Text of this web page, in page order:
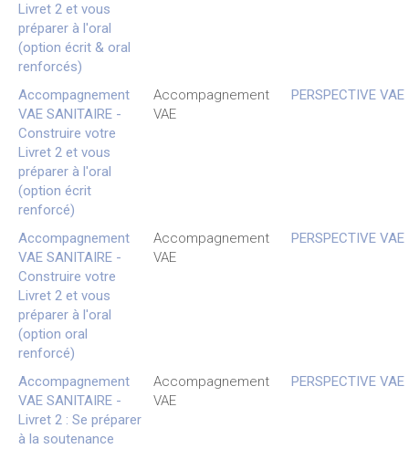
Livret 2 et vous
préparer à l'oral
(option écrit & oral
renforcés)
Accompagnement
VAE SANITAIRE -
Construire votre
Livret 2 et vous
préparer à l'oral
(option écrit
renforcé)
Accompagnement
VAE
PERSPECTIVE VAE
Accompagnement
VAE SANITAIRE -
Construire votre
Livret 2 et vous
préparer à l'oral
(option oral
renforcé)
Accompagnement
VAE
PERSPECTIVE VAE
Accompagnement
VAE SANITAIRE -
Livret 2 : Se préparer
à la soutenance
Accompagnement
VAE
PERSPECTIVE VAE